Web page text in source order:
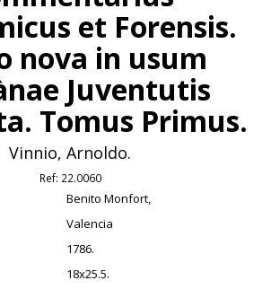
et Forensis.
nova in usum
Juventutis
Tomus Primus.
Vinnio, Arnoldo.
Ref: 22.0060
Benito Monfort,
Valencia
1786.
18x25.5.